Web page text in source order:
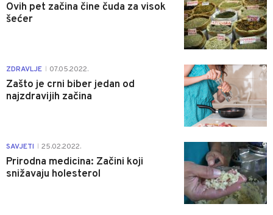
Ovih pet začina čine čuda za visok
šećer
ZDRAVLJE 07.05.2022.
Zašto je crni biber jedan od
najzdravijih začina
0
SAVJETI 25.02.2022.
Prirodna medicina: Začini koji
snižavaju holesterol
0